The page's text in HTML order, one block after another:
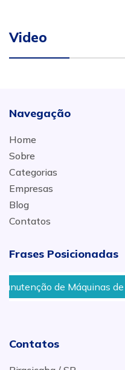
Video
Navegação
Home
Sobre
Categorias
Empresas
Blog
Contatos
Frases Posicionadas
de Corte de
Contatos